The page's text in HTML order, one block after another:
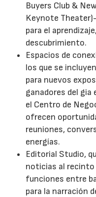
Buyers Club &
Keynote
para el
descubrimiento.
Espacios de
los que se
para nuevos
ganadores del
el Centro de
ofrecen
reuniones,
energías.
Editorial Studio,
noticias al
funciones entre
para la narración